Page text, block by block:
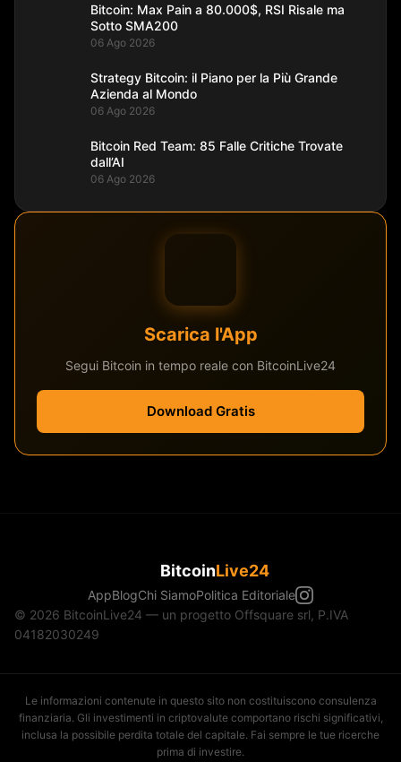
Bitcoin: Max Pain a 80.000$, RSI Risale ma
Sotto SMA200
06 Ago 2026
Strategy Bitcoin: il Piano per la Più Grande
Azienda al Mondo
06 Ago 2026
Bitcoin Red Team: 85 Falle Critiche Trovate
dall’AI
06 Ago 2026
Scarica l'App
Segui Bitcoin in tempo reale con BitcoinLive24
Download Gratis
BitcoinLive24
AppBlogChi SiamoPolitica Editoriale
© 2026 BitcoinLive24 — un progetto Offsquare srl, P.IVA
04182030249
Le informazioni contenute in questo sito non costituiscono consulenza
finanziaria. Gli investimenti in criptovalute comportano rischi significativi,
inclusa la possibile perdita totale del capitale. Fai sempre le tue ricerche
prima di investire.